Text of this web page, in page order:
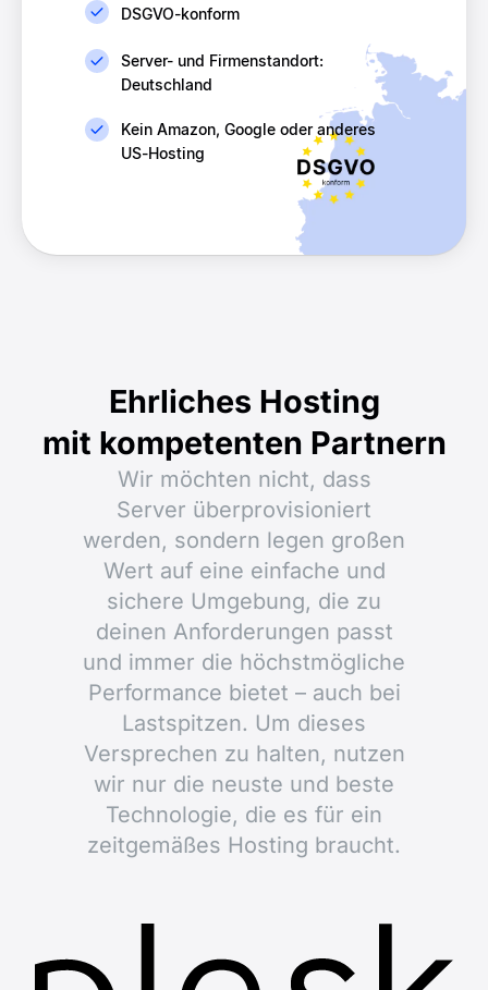
DSGVO-konform
Server- und Firmenstandort:
Deutschland
Kein Amazon, Google oder anderes
US-Hosting
Ehrliches Hosting
mit kompetenten Partnern
Wir möchten nicht, dass
Server überprovisioniert
werden, sondern legen großen
Wert auf eine einfache und
sichere Umgebung, die zu
deinen Anforderungen passt
und immer die höchstmögliche
Performance bietet – auch bei
Lastspitzen. Um dieses
Versprechen zu halten, nutzen
wir nur die neuste und beste
Technologie, die es für ein
zeitgemäßes Hosting braucht.